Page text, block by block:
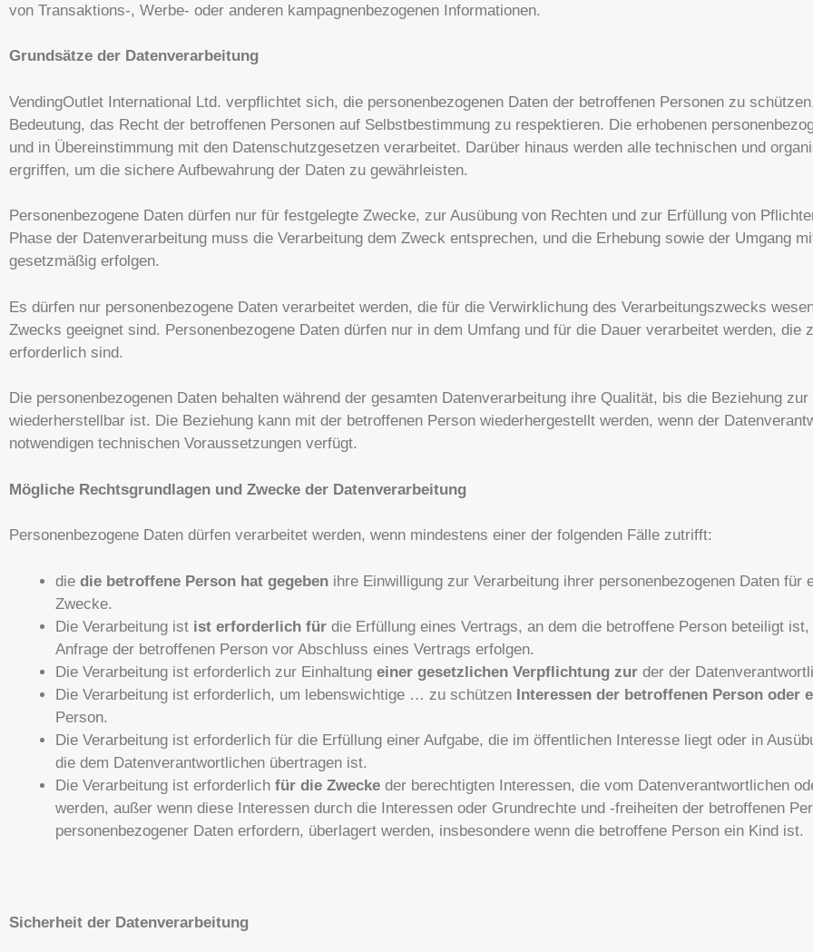
von Transaktions-, Werbe- oder anderen kampagnenbezogenen Informationen.
Grundsätze der Datenverarbeitung
VendingOutlet International Ltd. verpflichtet sich, die personenbezogenen Daten der betroffenen Personen zu
Bedeutung, das Recht der betroffenen Personen auf Selbstbestimmung zu respektieren. Die erhobenen
und in Übereinstimmung mit den Datenschutzgesetzen verarbeitet. Darüber hinaus werden alle technischen und
ergriffen, um die sichere Aufbewahrung der Daten zu gewährleisten.
Personenbezogene Daten dürfen nur für festgelegte Zwecke, zur Ausübung von Rechten und zur Erfüllung von
Phase der Datenverarbeitung muss die Verarbeitung dem Zweck entsprechen, und die Erhebung sowie der Umgang
gesetzmäßig erfolgen.
Es dürfen nur personenbezogene Daten verarbeitet werden, die für die Verwirklichung des Verarbeitungszwecks
Zwecks geeignet sind. Personenbezogene Daten dürfen nur in dem Umfang und für die Dauer verarbeitet werden, die
erforderlich sind.
Die personenbezogenen Daten behalten während der gesamten Datenverarbeitung ihre Qualität, bis die Beziehung
wiederherstellbar ist. Die Beziehung kann mit der betroffenen Person wiederhergestellt werden, wenn der
notwendigen technischen Voraussetzungen verfügt.
Mögliche Rechtsgrundlagen und Zwecke der Datenverarbeitung
Personenbezogene Daten dürfen verarbeitet werden, wenn mindestens einer der folgenden Fälle zutrifft:
die die betroffene Person hat gegeben ihre Einwilligung zur Verarbeitung ihrer personenbezogenen Daten für
Zwecke.
Die Verarbeitung ist ist erforderlich für die Erfüllung eines Vertrags, an dem die betroffene Person beteiligt
Anfrage der betroffenen Person vor Abschluss eines Vertrags erfolgen.
Die Verarbeitung ist erforderlich zur Einhaltung einer gesetzlichen Verpflichtung zur der der
Die Verarbeitung ist erforderlich, um lebenswichtige … zu schützen Interessen der betroffenen Person oder
Person.
Die Verarbeitung ist erforderlich für die Erfüllung einer Aufgabe, die im öffentlichen Interesse liegt oder in
die dem Datenverantwortlichen übertragen ist.
Die Verarbeitung ist erforderlich für die Zwecke der berechtigten Interessen, die vom Datenverantwortlichen
werden, außer wenn diese Interessen durch die Interessen oder Grundrechte und -freiheiten der betroffenen
personenbezogener Daten erfordern, überlagert werden, insbesondere wenn die betroffene Person ein Kind ist.
Sicherheit der Datenverarbeitung